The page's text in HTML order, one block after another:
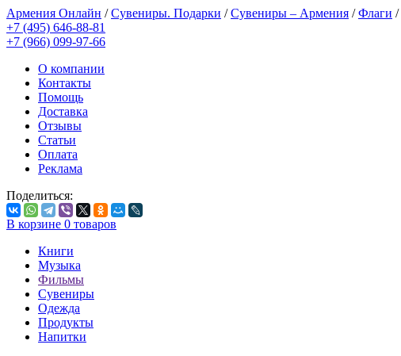
Армения Онлайн /Сувениры. Подарки /Сувениры – Армения /Флаги /
+7 (495) 646-88-81
+7 (966) 099-97-66
О компании
Контакты
Помощь
Доставка
Отзывы
Статьи
Оплата
Реклама
Поделиться:
В корзине 0 товаров
Книги
Музыка
Фильмы
Сувениры
Одежда
Продукты
Напитки